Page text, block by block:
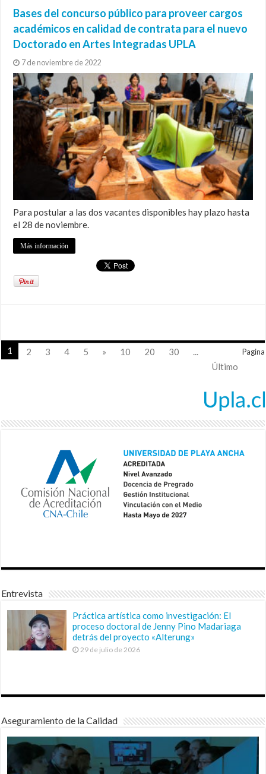
Bases del concurso público para proveer cargos
académicos en calidad de contrata para el nuevo
Doctorado en Artes Integradas UPLA
7 de noviembre de 2022
Para postular a las dos vacantes disponibles hay plazo hasta
el 28 de noviembre.
Más información
Pagina
1 2 3 4 5 » 10 20 30
...
Último
Entrevista
Práctica artística como investigación: El
proceso doctoral de Jenny Pino Madariaga
detrás del proyecto «Alterung»
29 de julio de 2026
Aseguramiento de la Calidad